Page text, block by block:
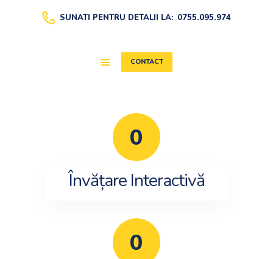
SUNATI PENTRU DETALII LA: 0755.095.974
CONTACT
AFTER SCHOOL
ȘCOALA DE VARĂ
BLOG
0
Învățare Interactivă
0